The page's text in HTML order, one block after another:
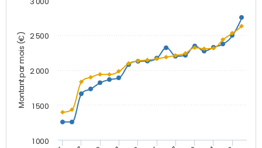
Montant par mois (€)
1 000
1 500
2 000
2 500
3 000